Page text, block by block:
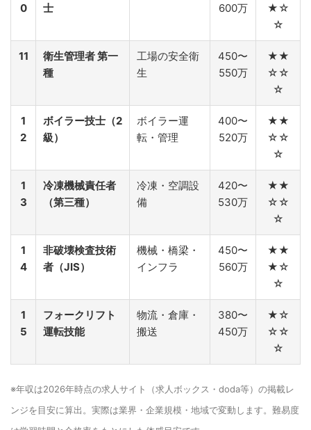
0
士
600万
★☆
☆
11
衛生管理者 第一
種
工場の安全衛
生
450〜
550万
★★
☆☆
☆
1
2
ボイラー技士（2
級）
ボイラー運
転・管理
400〜
520万
★★
☆☆
☆
1
3
冷凍機械責任者
（第三種）
冷凍・空調設
備
420〜
530万
★★
☆☆
☆
1
4
非破壊検査技術
者（JIS）
機械・橋梁・
インフラ
450〜
560万
★★
★☆
☆
1
5
フォークリフト
運転技能
物流・倉庫・
搬送
380〜
450万
★☆
☆☆
☆
※年収は2026年時点の求人サイト（求人ボックス・doda等）の掲載レ
ンジを目安に算出。実際は業界・企業規模・地域で変動します。難易度